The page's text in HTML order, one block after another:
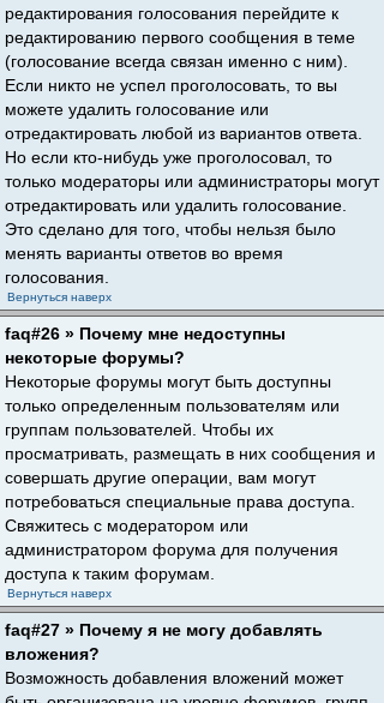
редактирования голосования перейдите к
редактированию первого сообщения в теме
(голосование всегда связан именно с ним).
Если никто не успел проголосовать, то вы
можете удалить голосование или
отредактировать любой из вариантов ответа.
Но если кто-нибудь уже проголосовал, то
только модераторы или администраторы могут
отредактировать или удалить голосование.
Это сделано для того, чтобы нельзя было
менять варианты ответов во время
голосования.
Вернуться наверх
faq#26 » Почему мне недоступны
некоторые форумы?
Некоторые форумы могут быть доступны
только определенным пользователям или
группам пользователей. Чтобы их
просматривать, размещать в них сообщения и
совершать другие операции, вам могут
потребоваться специальные права доступа.
Свяжитесь с модератором или
администратором форума для получения
доступа к таким форумам.
Вернуться наверх
faq#27 » Почему я не могу добавлять
вложения?
Возможность добавления вложений может